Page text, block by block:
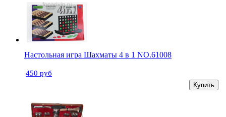
Настольная игра Шахматы 4 в 1 NO.61008
450 руб
Купить